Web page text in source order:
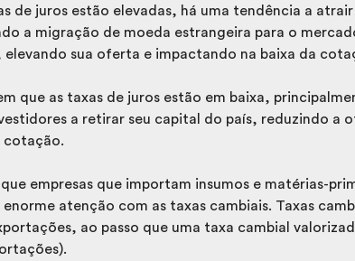
de juros estão elevadas, há uma tendência a
a migração de moeda estrangeira para o
elevando sua oferta e impactando na baixa da
que as taxas de juros estão em baixa,
a retirar seu capital do país, reduzindo a
cotação.
empresas que importam insumos e matérias-
atenção com as taxas cambiais. Taxas
ao passo que uma taxa cambial